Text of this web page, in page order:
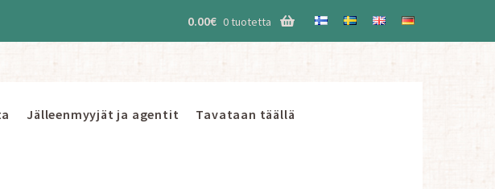
0.00€ 0 tuotetta
Jälleenmyyjät ja agentit Tavataan täällä